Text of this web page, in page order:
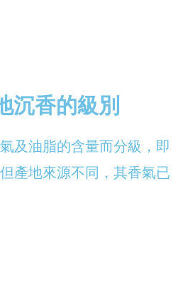
沉香的級別
及油脂的含量而分級，即
產地來源不同，其香氣已